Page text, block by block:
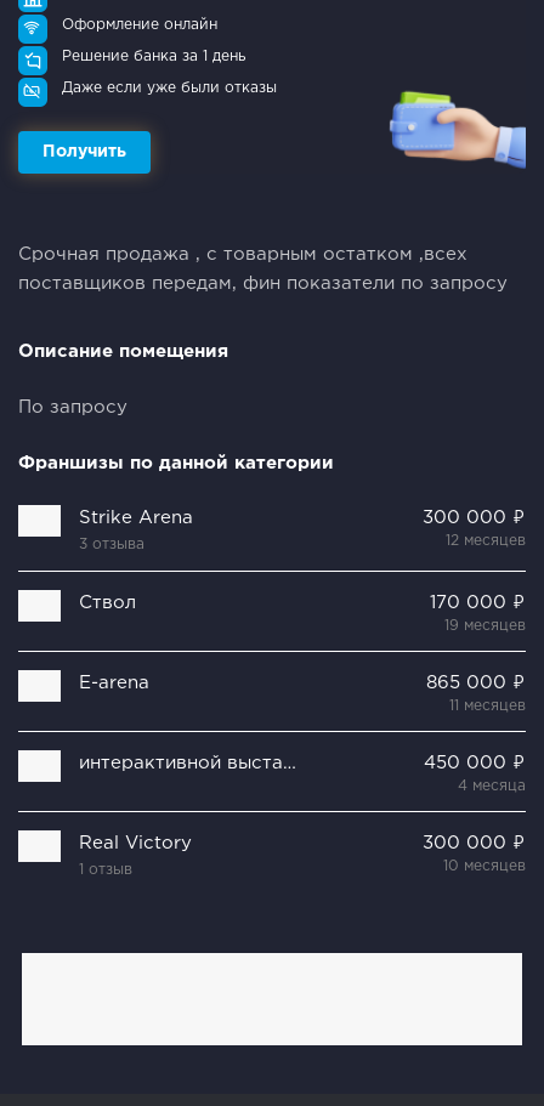
Оформление онлайн
Решение банка за 1 день
Даже если уже были отказы
Получить
Срочная продажа , с товарным остатком ,всех
поставщиков передам, фин показатели по запросу
Описание помещения
По запросу
Франшизы по данной категории
Strike Arena
3 отзыва
300 000 ₽
12 месяцев
Ствол 170 000 ₽
19 месяцев
E-arena 865 000 ₽
11 месяцев
интерактивной выставки «Королевские игры» 450 000 ₽
4 месяца
Real Victory
1 отзыв
300 000 ₽
10 месяцев